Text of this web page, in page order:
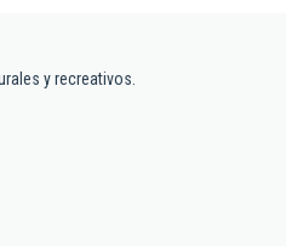
y recreativos.